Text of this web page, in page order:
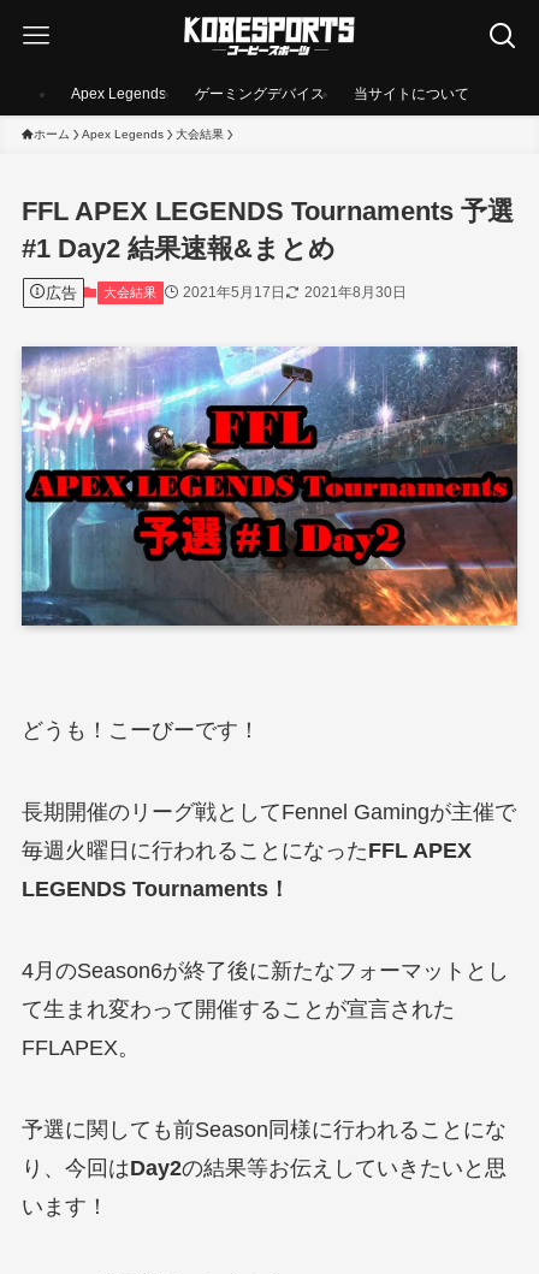
Apex Legends ゲーミングデバイス 当サイトについて
ホーム Apex Legends 大会結果
FFL APEX LEGENDS Tournaments 予選
#1 Day2 結果速報&まとめ
広告 大会結果 2021年5月17日 2021年8月30日
どうも！こーびーです！
長期開催のリーグ戦としてFennel Gamingが主催で
毎週火曜日に行われることになったFFL APEX
LEGENDS Tournaments！
4月のSeason6が終了後に新たなフォーマットとし
て生まれ変わって開催することが宣言された
FFLAPEX。
予選に関しても前Season同様に行われることにな
り、今回はDay2の結果等お伝えしていきたいと思
います！